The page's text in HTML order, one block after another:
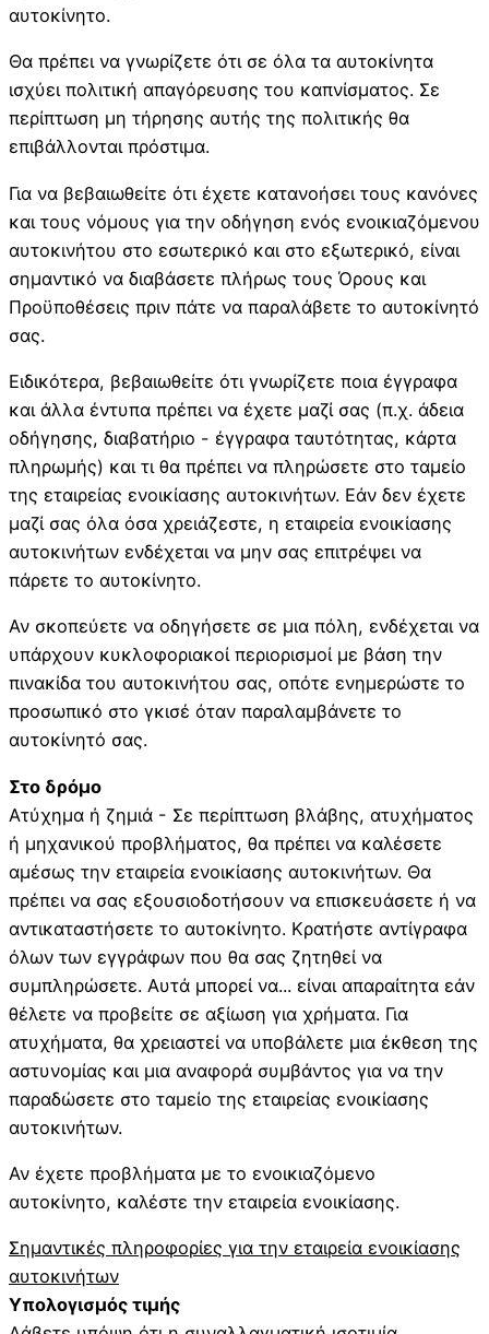
αυτοκίνητο.
Θα πρέπει να γνωρίζετε ότι σε όλα τα αυτοκίνητα
ισχύει πολιτική απαγόρευσης του καπνίσματος. Σε
περίπτωση μη τήρησης αυτής της πολιτικής θα
επιβάλλονται πρόστιμα.
Για να βεβαιωθείτε ότι έχετε κατανοήσει τους κανόνες
και τους νόμους για την οδήγηση ενός ενοικιαζόμενου
αυτοκινήτου στο εσωτερικό και στο εξωτερικό, είναι
σημαντικό να διαβάσετε πλήρως τους Όρους και
Προϋποθέσεις πριν πάτε να παραλάβετε το αυτοκίνητό
σας.
Ειδικότερα, βεβαιωθείτε ότι γνωρίζετε ποια έγγραφα
και άλλα έντυπα πρέπει να έχετε μαζί σας (π.χ. άδεια
οδήγησης, διαβατήριο - έγγραφα ταυτότητας, κάρτα
πληρωμής) και τι θα πρέπει να πληρώσετε στο ταμείο
της εταιρείας ενοικίασης αυτοκινήτων. Εάν δεν έχετε
μαζί σας όλα όσα χρειάζεστε, η εταιρεία ενοικίασης
αυτοκινήτων ενδέχεται να μην σας επιτρέψει να
πάρετε το αυτοκίνητο.
Αν σκοπεύετε να οδηγήσετε σε μια πόλη, ενδέχεται να
υπάρχουν κυκλοφοριακοί περιορισμοί με βάση την
πινακίδα του αυτοκινήτου σας, οπότε ενημερώστε το
προσωπικό στο γκισέ όταν παραλαμβάνετε το
αυτοκίνητό σας.
Στο δρόμο
Ατύχημα ή ζημιά - Σε περίπτωση βλάβης, ατυχήματος
ή μηχανικού προβλήματος, θα πρέπει να καλέσετε
αμέσως την εταιρεία ενοικίασης αυτοκινήτων. Θα
πρέπει να σας εξουσιοδοτήσουν να επισκευάσετε ή να
αντικαταστήσετε το αυτοκίνητο. Κρατήστε αντίγραφα
όλων των εγγράφων που θα σας ζητηθεί να
συμπληρώσετε. Αυτά μπορεί να... είναι απαραίτητα εάν
θέλετε να προβείτε σε αξίωση για χρήματα. Για
ατυχήματα, θα χρειαστεί να υποβάλετε μια έκθεση της
αστυνομίας και μια αναφορά συμβάντος για να την
παραδώσετε στο ταμείο της εταιρείας ενοικίασης
αυτοκινήτων.
Αν έχετε προβλήματα με το ενοικιαζόμενο
αυτοκίνητο, καλέστε την εταιρεία ενοικίασης.
Σημαντικές πληροφορίες για την εταιρεία ενοικίασης
αυτοκινήτων
Υπολογισμός τιμής